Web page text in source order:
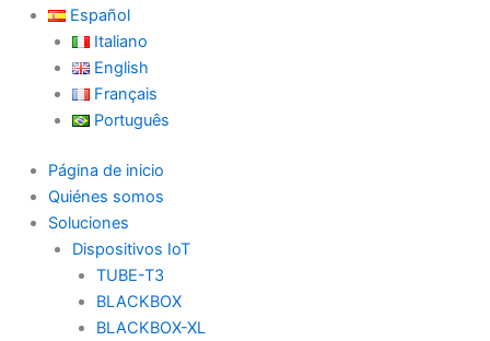
Español
Italiano
English
Français
Português
Página de inicio
Quiénes somos
Soluciones
Dispositivos IoT
TUBE-T3
BLACKBOX
BLACKBOX-XL